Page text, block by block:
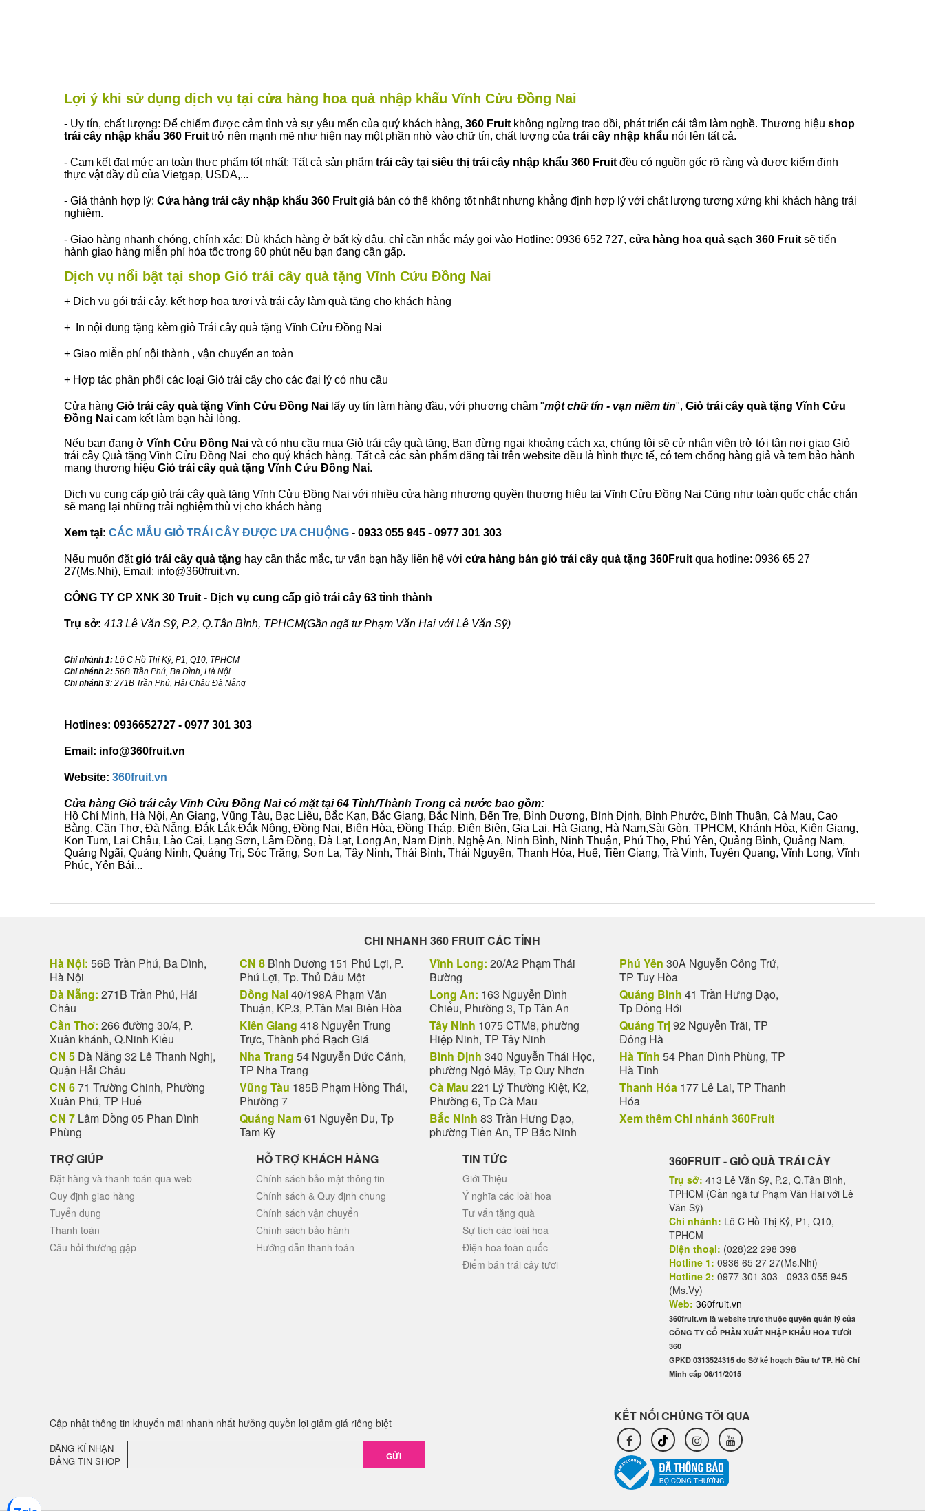
Lợi ý khi sử dụng dịch vụ tại cửa hàng hoa quả nhập khẩu Vĩnh Cửu Đồng Nai
- Uy tín, chất lượng: Để chiếm được cảm tình và sự yêu mến của quý khách hàng, 360 Fruit không ngừng trao dồi, phát triển cái tâm làm nghề. Thương hiệu shop
trái cây nhập khẩu 360 Fruit trở nên mạnh mẽ như hiện nay một phần nhờ vào chữ tín, chất lượng của trái cây nhập khẩu nói lên tất cả.
- Cam kết đạt mức an toàn thực phẩm tốt nhất: Tất cả sản phẩm trái cây tại siêu thị trái cây nhập khẩu 360 Fruit đều có nguồn gốc rõ ràng và được kiểm định
thực vật đầy đủ của Vietgap, USDA,...
- Giá thành hợp lý: Cửa hàng trái cây nhập khẩu 360 Fruit giá bán có thể không tốt nhất nhưng khẳng định hợp lý với chất lượng tương xứng khi khách hàng trải
nghiệm.
- Giao hàng nhanh chóng, chính xác: Dù khách hàng ở bất kỳ đâu, chỉ cần nhắc máy gọi vào Hotline: 0936 652 727, cửa hàng hoa quả sạch 360 Fruit sẽ tiến
hành giao hàng miễn phí hỏa tốc trong 60 phút nếu bạn đang cần gấp.
Dịch vụ nổi bật tại shop Giỏ trái cây quà tặng Vĩnh Cửu Đồng Nai
+ Dịch vụ gói trái cây, kết hợp hoa tươi và trái cây làm quà tặng cho khách hàng
+ In nội dung tặng kèm giỏ Trái cây quà tặng Vĩnh Cửu Đồng Nai
+ Giao miễn phí nội thành , vận chuyển an toàn
+ Hợp tác phân phối các loại Giỏ trái cây cho các đại lý có nhu cầu
Cửa hàng Giỏ trái cây quà tặng Vĩnh Cửu Đồng Nai lấy uy tín làm hàng đầu, với phương châm "một chữ tín - vạn niềm tin", Giỏ trái cây quà tặng Vĩnh Cửu
Đồng Nai cam kết làm bạn hài lòng.
Nếu bạn đang ở Vĩnh Cửu Đồng Nai và có nhu cầu mua Giỏ trái cây quà tặng, Bạn đừng ngại khoảng cách xa, chúng tôi sẽ cử nhân viên trở tới tận nơi giao Giỏ
trái cây Quà tặng Vĩnh Cửu Đồng Nai cho quý khách hàng. Tất cả các sản phẩm đăng tải trên website đều là hình thực tế, có tem chống hàng giả và tem bảo hành
mang thương hiệu Giỏ trái cây quà tặng Vĩnh Cửu Đồng Nai.
Dịch vụ cung cấp giỏ trái cây quà tặng Vĩnh Cửu Đồng Nai với nhiều cửa hàng nhượng quyền thương hiệu tại Vĩnh Cửu Đồng Nai Cũng như toàn quốc chắc chắn
sẽ mang lại những trải nghiệm thù vị cho khách hàng
Xem tại: CÁC MẪU GIỎ TRÁI CÂY ĐƯỢC ƯA CHUỘNG - 0933 055 945 - 0977 301 303
Nếu muốn đặtgiỏ trái cây quà tặng hay cần thắc mắc, tư vấn bạn hãy liên hệ với cửa hàng bán giỏ trái cây quà tặng 360Fruit qua hotline: 0936 65 27
27(Ms.Nhi), Email: info@360fruit.vn.
CÔNG TY CP XNK 30 Truit - Dịch vụ cung cấp giỏ trái cây 63 tỉnh thành
Trụ sở: 413 Lê Văn Sỹ, P.2, Q.Tân Bình, TPHCM(Gần ngã tư Phạm Văn Hai với Lê Văn Sỹ)
Chi nhánh 1: Lô C Hồ Thị Kỷ, P1, Q10, TPHCM
Chi nhánh 2: 56B Trần Phú, Ba Đình, Hà Nội
Chi nhánh 3: 271B Trần Phú, Hải Châu Đà Nẵng
Hotlines: 0936652727 - 0977 301 303
Email: info@360fruit.vn
Website: 360fruit.vn
Cửa hàng Giỏ trái cây Vĩnh Cửu Đồng Nai có mặt tại 64 Tỉnh/Thành Trong cả nước bao gồm:
Hồ Chí Minh, Hà Nội, An Giang, Vũng Tàu, Bạc Liêu, Bắc Kạn, Bắc Giang, Bắc Ninh, Bến Tre, Bình Dương, Bình Định, Bình Phước, Bình Thuận, Cà Mau, Cao
Bằng, Cần Thơ, Đà Nẵng, Đắk Lắk,Đắk Nông, Đồng Nai, Biên Hòa, Đồng Tháp, Điện Biên, Gia Lai, Hà Giang, Hà Nam,Sài Gòn, TPHCM, Khánh Hòa, Kiên Giang,
Kon Tum, Lai Châu, Lào Cai, Lạng Sơn, Lâm Đồng, Đà Lạt, Long An, Nam Định, Nghệ An, Ninh Bình, Ninh Thuận, Phú Thọ, Phú Yên, Quảng Bình, Quảng Nam,
Quảng Ngãi, Quảng Ninh, Quảng Trị, Sóc Trăng, Sơn La, Tây Ninh, Thái Bình, Thái Nguyên, Thanh Hóa, Huế, Tiền Giang, Trà Vinh, Tuyên Quang, Vĩnh Long, Vĩnh
Phúc, Yên Bái...
CHI NHANH 360 FRUIT CÁC TỈNH
Hà Nội: 56B Trần Phú, Ba Đình,
Hà Nội
Đà Nẵng: 271B Trần Phú, Hải
Châu
Cần Thơ: 266 đường 30/4, P.
Xuân khánh, Q.Ninh Kiều
CN 5Đà Nẵng 32 Lê Thanh Nghị,
Quận Hải Châu
CN 671 Trường Chinh, Phường
Xuân Phú, TP Huế
CN 7 Lâm Đồng 05 Phan Đình
Phùng
CN 8 Bình Dương 151 Phú Lợi, P.
Phú Lợi, Tp. Thủ Dầu Một
Đồng Nai40/198A Phạm Văn
Thuận, KP.3, P.Tân Mai Biên Hòa
Kiên Giang 418 Nguyễn Trung
Trực, Thành phố Rạch Giá
Nha Trang 54 Nguyễn Đức Cảnh,
TP Nha Trang
Vũng Tàu 185B Phạm Hồng Thái,
Phường 7
Quảng Nam61 Nguyễn Du, Tp
Tam Kỳ
Vĩnh Long: 20/A2 Phạm Thái
Bường
Long An: 163 Nguyễn Đình
Chiểu, Phường 3, Tp Tân An
Tây Ninh 1075 CTM8, phường
Hiệp Ninh, TP Tây Ninh
Bình Định 340 Nguyễn Thái Học,
phường Ngô Mây, Tp Quy Nhơn
Cà Mau 221 Lý Thường Kiệt, K2,
Phường 6, Tp Cà Mau
Bắc Ninh 83 Trần Hưng Đạo,
phường Tiền An, TP Bắc Ninh
Phú Yên 30A Nguyễn Công Trứ,
TP Tuy Hòa
Quảng Bình 41 Trần Hưng Đạo,
Tp Đồng Hới
Quảng Trị92 Nguyễn Trãi, TP
Đông Hà
Hà Tĩnh 54 Phan Đình Phùng, TP
Hà Tĩnh
Thanh Hóa 177 Lê Lai, TP Thanh
Hóa
Xem thêm Chi nhánh 360Fruit
TRỢ GIÚP
Đặt hàng và thanh toán qua web
Quy định giao hàng
Tuyển dụng
Thanh toán
Câu hỏi thường gặp
HỖ TRỢ KHÁCH HÀNG
Chính sách bảo mật thông tin
Chính sách & Quy định chung
Chính sách vận chuyển
Chính sách bảo hành
Hướng dẫn thanh toán
TIN TỨC
Giới Thiệu
Ý nghĩa các loài hoa
Tư vấn tặng quà
Sự tích các loài hoa
Điện hoa toàn quốc
Điểm bán trái cây tươi
360FRUIT - GIỎ QUÀ TRÁI CÂY
Trụ sở: 413 Lê Văn Sỹ, P.2, Q.Tân Bình,
TPHCM (Gần ngã tư Phạm Văn Hai với Lê
Văn Sỹ)
Chi nhánh: Lô C Hồ Thị Kỷ, P1, Q10,
TPHCM
Điện thoại: (028)22 298 398
Hotline 1: 0936 65 27 27(Ms.Nhi)
Hotline 2: 0977 301 303 - 0933 055 945
(Ms.Vy)
Web: 360fruit.vn
360fruit.vn là website trực thuộc quyền quản lý của
CÔNG TY CỔ PHẦN XUẤT NHẬP KHẨU HOA TƯƠI
360
GPKD 0313524315 do Sở kế hoạch Đầu tư TP. Hồ Chí
Minh cấp 06/11/2015
Cập nhật thông tin khuyến mãi nhanh nhất hưởng quyền lợi giảm giá riêng biệt
ĐĂNG KÍ NHẬN
BẢNG TIN SHOP
GỬI
KẾT NỐI CHÚNG TÔI QUA